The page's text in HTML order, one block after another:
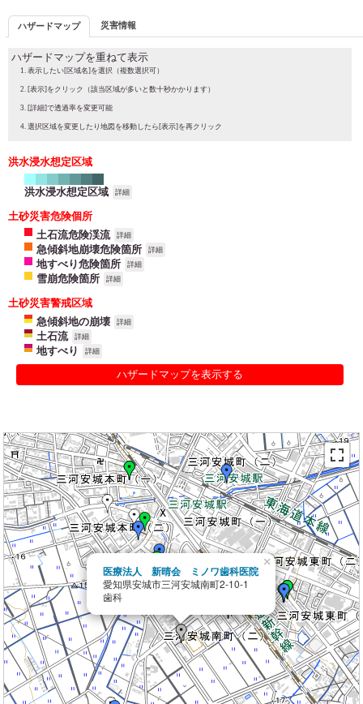
ハザードマップ 災害情報
ハザードマップを重ねて表示
表示したい[区域名]を選択（複数選択可）
[表示]をクリック（該当区域が多いと数十秒かかります）
[詳細]で透過率を変更可能
選択区域を変更したり地図を移動したら[表示]を再クリック
洪水浸水想定区域
洪水浸水想定区域 詳細
土砂災害危険個所
土石流危険渓流
詳細
急傾斜地崩壊危険箇所 詳細
地すべり危険箇所 詳細
雪崩危険箇所 詳細
土砂災害警戒区域
急傾斜地の崩壊
詳細
土石流 詳細
地すべり 詳細
ハザードマップを表示する
医療法人 新晴会 ミノワ歯科医院
愛知県安城市三河安城南町2-10-1
歯科
×